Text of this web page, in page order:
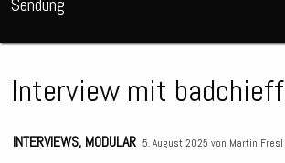
Interview mit badchieff
INTERVIEWS, MODULAR 5. August 2025 von Martin Fresl